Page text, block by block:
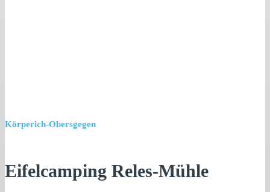
Körperich-Obersgegen
Eifelcamping Reles-Mühle